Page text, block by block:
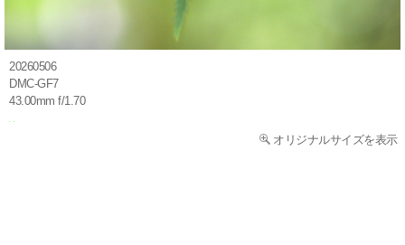
20260506
DMC-GF7
43.00mm f/1.70
オリジナルサイズを表示